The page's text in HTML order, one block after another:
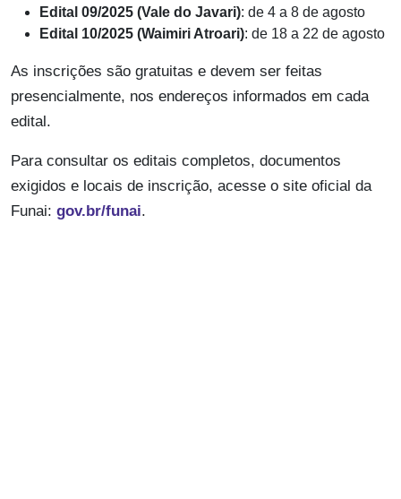
Edital 09/2025 (Vale do Javari): de 4 a 8 de agosto
Edital 10/2025 (Waimiri Atroari): de 18 a 22 de agosto
As inscrições são gratuitas e devem ser feitas
presencialmente, nos endereços informados em cada
edital.
Para consultar os editais completos, documentos
exigidos e locais de inscrição, acesse o site oficial da
Funai: gov.br/funai.